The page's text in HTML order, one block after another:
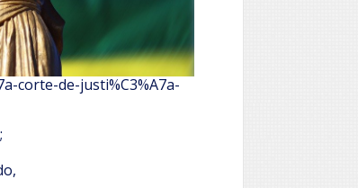
corte-de-justi%C3%A7a-